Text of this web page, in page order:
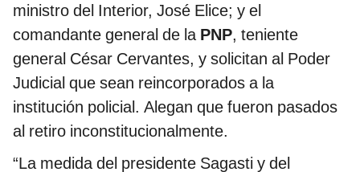
ministro del Interior, José Elice; y el
comandante general de la PNP, teniente
general César Cervantes, y solicitan al Poder
Judicial que sean reincorporados a la
institución policial. Alegan que fueron pasados
al retiro inconstitucionalmente.
“La medida del presidente Sagasti y del